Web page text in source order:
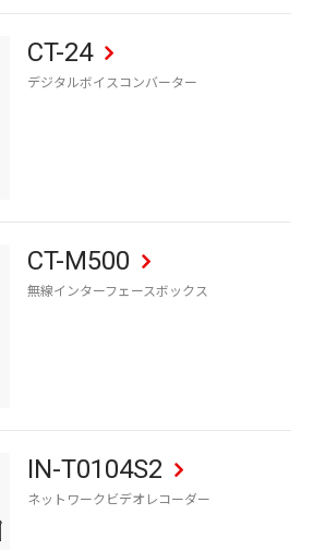
CT-24
デジタルボイスコンバーター
CT-M500
無線インターフェースボックス
IN-T0104S2
ネットワークビデオレコーダー